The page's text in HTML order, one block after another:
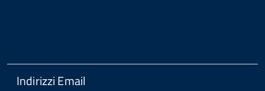
Indirizzi Email